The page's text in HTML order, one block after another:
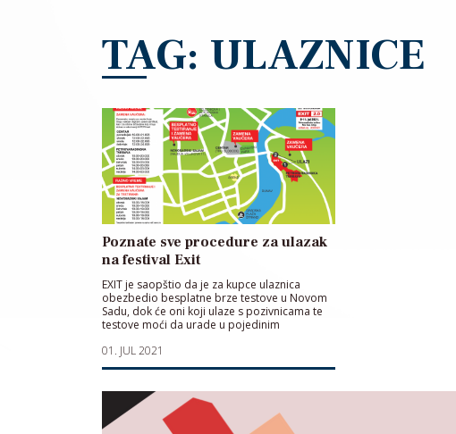
TAG: ULAZNICE
Poznate sve procedure za ulazak
na festival Exit
EXIT je saopštio da je za kupce ulaznica
obezbedio besplatne brze testove u Novom
Sadu, dok će oni koji ulaze s pozivnicama te
testove moći da urade u pojedinim
01. JUL 2021